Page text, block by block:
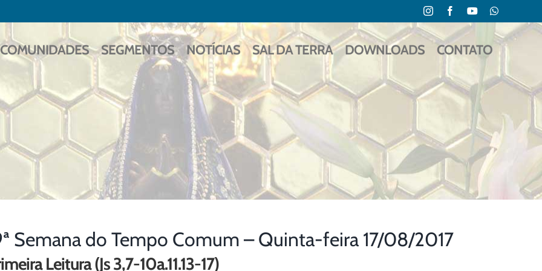
InstagramFacebookYouTubeWhatsApp
COMUNIDADES SEGMENTOS NOTÍCIAS SAL DA TERRA DOWNLOADS CONTATO
Semana do Tempo Comum – Quinta-feira 17/08/2017
Leitura (Js 3,7-10a.11.13-17)